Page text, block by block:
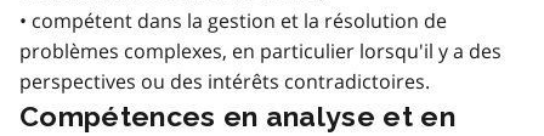
• compétent dans la gestion et la résolution de
problèmes complexes, en particulier lorsqu'il y a des
perspectives ou des intérêts contradictoires.
Compétences en analyse et en